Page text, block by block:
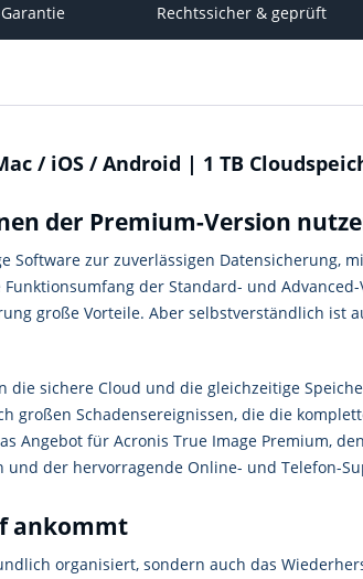
Rechtssicher & geprüft
/ iOS / Android | 1 TB
der Premium-Version
zur zuverlässigen Datensicherung,
der Standard- und
große Vorteile. Aber selbstverständlich ist
sichere Cloud und die gleichzeitige
großen Schadensereignissen, die die
Angebot für Acronis True Image Premium,
der hervorragende Online- und Telefon-
ankommt
organisiert, sondern auch das